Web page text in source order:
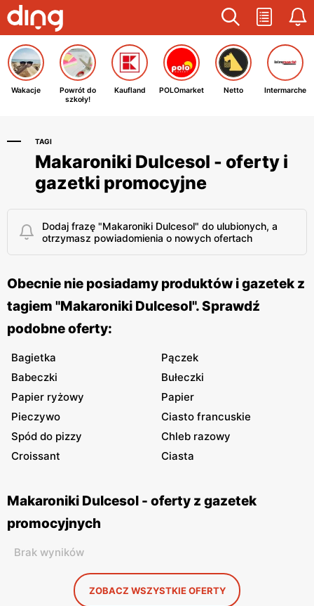
Wakacje
Powrót do
szkoły!
Kaufland POLOmarket Netto Intermarche
TAGI
Makaroniki Dulcesol - oferty i
gazetki promocyjne
Dodaj frazę "Makaroniki Dulcesol" do ulubionych, a
otrzymasz powiadomienia o nowych ofertach
Obecnie nie posiadamy produktów i gazetek z
tagiem "Makaroniki Dulcesol". Sprawdź
podobne oferty:
Bagietka
Pączek
Babeczki
Bułeczki
Papier ryżowy
Papier
Pieczywo
Ciasto francuskie
Spód do pizzy
Chleb razowy
Croissant
Ciasta
Makaroniki Dulcesol - oferty z gazetek
promocyjnych
Brak wyników
ZOBACZ WSZYSTKIE OFERTY